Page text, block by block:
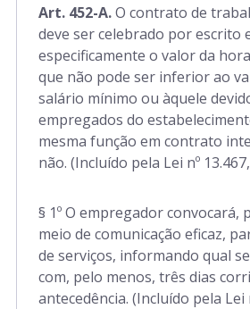
Art. 452-A.O contrato de
deve ser celebrado por escrito
especificamente o valor da
que não pode ser inferior ao
salário mínimo ou àquele
empregados do
mesma função em contrato
não. (Incluído pela Lei nº
§ 1º O empregador convocará,
meio de comunicação eficaz,
de serviços, informando qual
com, pelo menos, três dias
antecedência. (Incluído pela Lei